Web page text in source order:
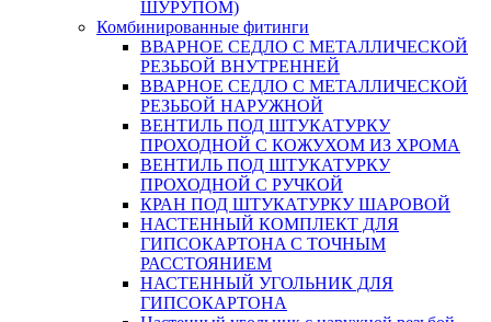
ШУРУПОМ)
Комбинированные фитинги
ВВАРНОЕ СЕДЛО С МЕТАЛЛИЧЕСКОЙ
РЕЗЬБОЙ ВНУТРЕННЕЙ
ВВАРНОЕ СЕДЛО С МЕТАЛЛИЧЕСКОЙ
РЕЗЬБОЙ НАРУЖНОЙ
ВЕНТИЛЬ ПОД ШТУКАТУРКУ
ПРОХОДНОЙ С КОЖУХОМ ИЗ ХРОМА
ВЕНТИЛЬ ПОД ШТУКАТУРКУ
ПРОХОДНОЙ С РУЧКОЙ
КРАН ПОД ШТУКАТУРКУ ШАРОВОЙ
НАСТЕННЫЙ КОМПЛЕКТ ДЛЯ
ГИПСОКАРТОНA С ТОЧНЫМ
РАССТОЯНИЕМ
НАСТЕННЫЙ УГОЛЬНИК ДЛЯ
ГИПСОКАРТОНА